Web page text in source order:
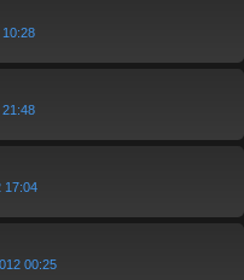
10:28
21:48
17:04
00:25